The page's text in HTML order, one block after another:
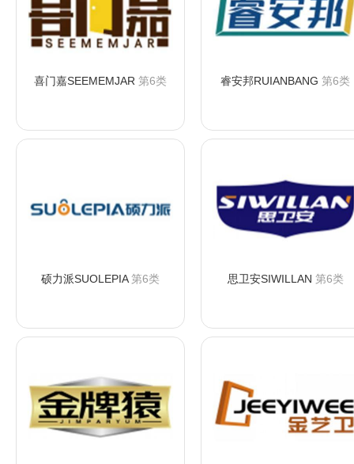
喜门嘉SEEMEMJAR 第6类 睿安邦RUIANBANG 第6类
硕力派SUOLEPIA第6类 思卫安SIWILLAN 第6类